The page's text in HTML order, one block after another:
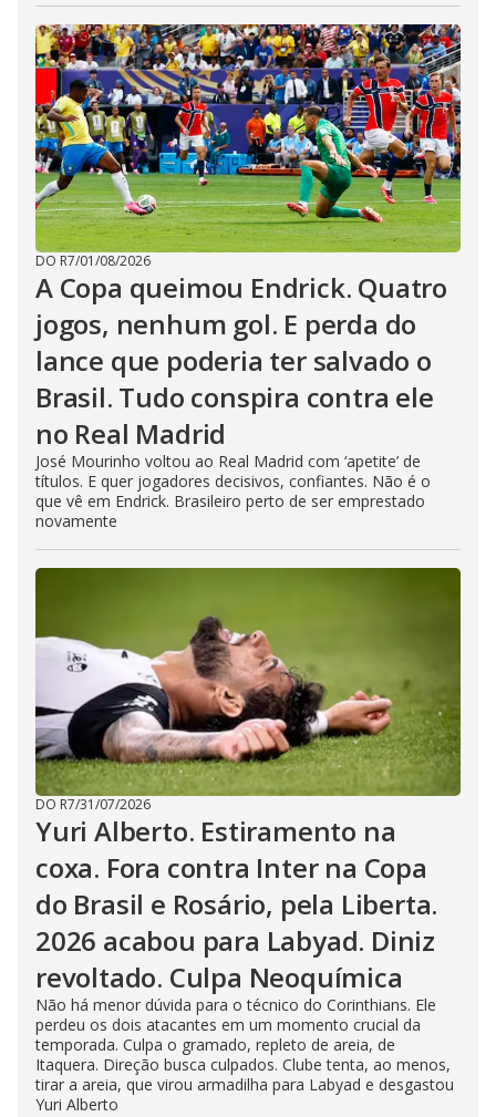
DO R7/01/08/2026
A Copa queimou Endrick. Quatro
jogos, nenhum gol. E perda do
lance que poderia ter salvado o
Brasil. Tudo conspira contra ele
no Real Madrid
José Mourinho voltou ao Real Madrid com ‘apetite’ de
títulos. E quer jogadores decisivos, confiantes. Não é o
que vê em Endrick. Brasileiro perto de ser emprestado
novamente
DO R7/31/07/2026
Yuri Alberto. Estiramento na
coxa. Fora contra Inter na Copa
do Brasil e Rosário, pela Liberta.
2026 acabou para Labyad. Diniz
revoltado. Culpa Neoquímica
Não há menor dúvida para o técnico do Corinthians. Ele
perdeu os dois atacantes em um momento crucial da
temporada. Culpa o gramado, repleto de areia, de
Itaquera. Direção busca culpados. Clube tenta, ao menos,
tirar a areia, que virou armadilha para Labyad e desgastou
Yuri Alberto